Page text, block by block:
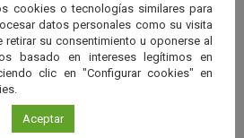
ENE 2028
/Gérgal,Granada,
en
cookies o tecnologías similares para
datos personales como su visita
retirar su consentimiento u oponerse al
basado en intereses legítimos en
clic en "Configurar cookies" en
Aceptar